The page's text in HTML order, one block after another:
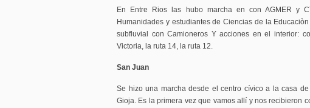
En Entre Rios las hubo marcha en con AGMER y
Humanidades y estudiantes de Ciencias de la
subfluvial con Camioneros Y acciones en el interior:
Victoria, la ruta 14, la ruta 12.
San Juan
Se hizo una marcha desde el centro cívico a la casa
Gioja. Es la primera vez que vamos allí y nos recibieron